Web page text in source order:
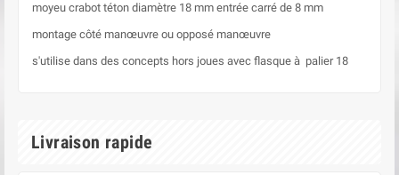
moyeu crabot téton diamètre 18 mm entrée carré de 8 mm
montage côté manœuvre ou opposé manœuvre
s'utilise dans des concepts hors joues avec flasque à palier 18
Livraison rapide